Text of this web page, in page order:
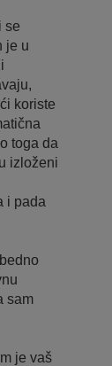
se
je u
koriste
toga da
izloženi
i pada
sam
je vaš